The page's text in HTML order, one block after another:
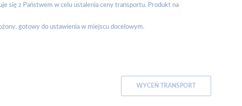
się z Państwem w celu ustalenia ceny transportu. Produkt na
gotowy do ustawienia w miejscu docelowym.
WYCEŃ TRANSPORT